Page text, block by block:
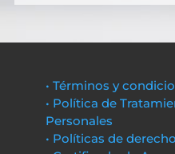
• Términos y
• Política de
Personales
• Políticas de